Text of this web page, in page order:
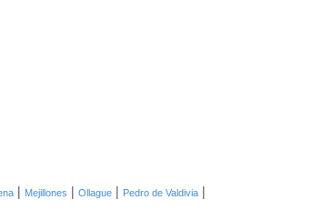
| Mejillones | Ollague | Pedro de Valdivia |